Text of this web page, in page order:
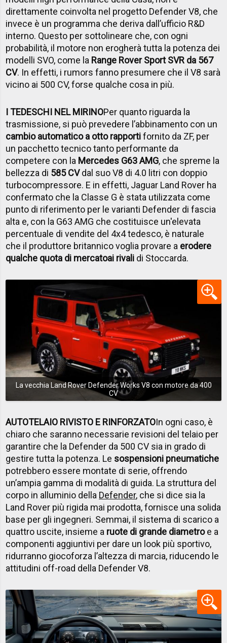
direttamente coinvolta nel progetto Defender V8, che
invece è un programma che deriva dall’ufficio R&D
interno. Questo per sottolineare che, con ogni
probabilità, il motore non erogherà tutta la potenza dei
modelli SVO, come la Range Rover Sport SVR da 567
CV. In effetti, i rumors fanno presumere che il V8 sarà
vicino ai 500 CV, forse qualche cosa in più.
I TEDESCHI NEL MIRINOPer quanto riguarda la
trasmissione, si può prevedere l’abbinamento con un
cambio automatico a otto rapportifornito da ZF, per
un pacchetto tecnico tanto performante da
competere con la Mercedes G63 AMG, che spreme la
bellezza di 585 CVdal suo V8 di 4.0 litri con doppio
turbocompressore. E in effetti, Jaguar Land Rover ha
confermato che la Classe G è stata utilizzata come
punto di riferimento per le varianti Defender di fascia
alta e, con la G63 AMG che costituisce un'elevata
percentuale di vendite del 4x4 tedesco, è naturale
che il produttore britannico voglia provare a erodere
qualche quota di mercatoai rivali di Stoccarda.
La vecchia Land Rover Defender Works V8 con motore da 400
CV
AUTOTELAIO RIVISTO E RINFORZATOIn ogni caso, è
chiaro che saranno necessarie revisioni del telaio per
garantire che la Defender da 500 CV sia in grado di
gestire tutta la potenza. Le sospensioni pneumatiche
potrebbero essere montate di serie, offrendo
un’ampia gamma di modalità di guida. La struttura del
corpo in alluminio della Defender, che si dice sia la
Land Rover più rigida mai prodotta, fornisce una solida
base per gli ingegneri. Semmai, il sistema di scarico a
quattro uscite, insieme a ruote di grande diametroe a
componenti aggiuntivi per dare un look più sportivo,
ridurranno giocoforza l’altezza di marcia, riducendo le
attitudini off-road della Defender V8.